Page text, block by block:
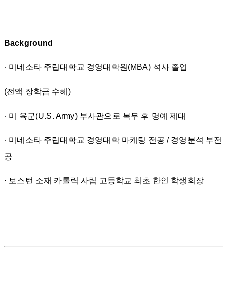
Background
· 미네소타 주립대학교 경영대학원(MBA) 석사 졸업
(전액 장학금 수혜)
· 미 육군(U.S. Army) 부사관으로 복무 후 명예 제대
· 미네소타 주립대학교 경영대학 마케팅 전공 / 경영분석 부전
공
· 보스턴 소재 카톨릭 사립 고등학교 최초 한인 학생회장